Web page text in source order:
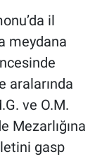
il
meydana
aralarında
ve O.M.
Mezarlığına
gasp